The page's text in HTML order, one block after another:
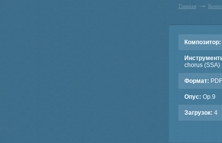
Главная
Композитор:
chorus (SSA)
Формат: PDF
Опус: Op.9
Загрузок: 4